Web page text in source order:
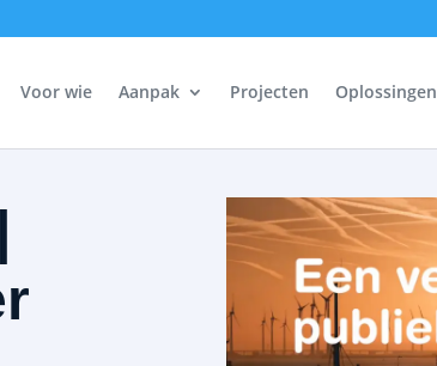
Voor wie Aanpak Projecten Oplossingen